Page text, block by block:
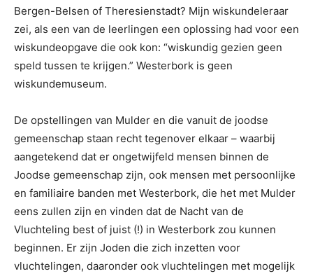
Bergen-Belsen of Theresienstadt? Mijn wiskundeleraar
zei, als een van de leerlingen een oplossing had voor een
wiskundeopgave die ook kon: “wiskundig gezien geen
speld tussen te krijgen.” Westerbork is geen
wiskundemuseum.
De opstellingen van Mulder en die vanuit de joodse
gemeenschap staan recht tegenover elkaar – waarbij
aangetekend dat er ongetwijfeld mensen binnen de
Joodse gemeenschap zijn, ook mensen met persoonlijke
en familiaire banden met Westerbork, die het met Mulder
eens zullen zijn en vinden dat de Nacht van de
Vluchteling best of juist (!) in Westerbork zou kunnen
beginnen. Er zijn Joden die zich inzetten voor
vluchtelingen, daaronder ook vluchtelingen met mogelijk